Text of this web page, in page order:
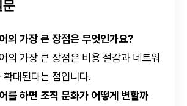
문
의 가장 큰 장점은 무엇인가요?
의 가장 큰 장점은 비용 절감과 네트워
확대된다는 점입니다.
를 하면 조직 문화가 어떻게 변할까